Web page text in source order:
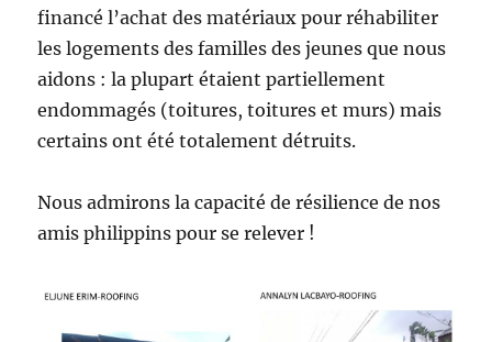
financé l’achat des matériaux pour réhabiliter
les logements des familles des jeunes que nous
aidons : la plupart étaient partiellement
endommagés (toitures, toitures et murs) mais
certains ont été totalement détruits.
Nous admirons la capacité de résilience de nos
amis philippins pour se relever !